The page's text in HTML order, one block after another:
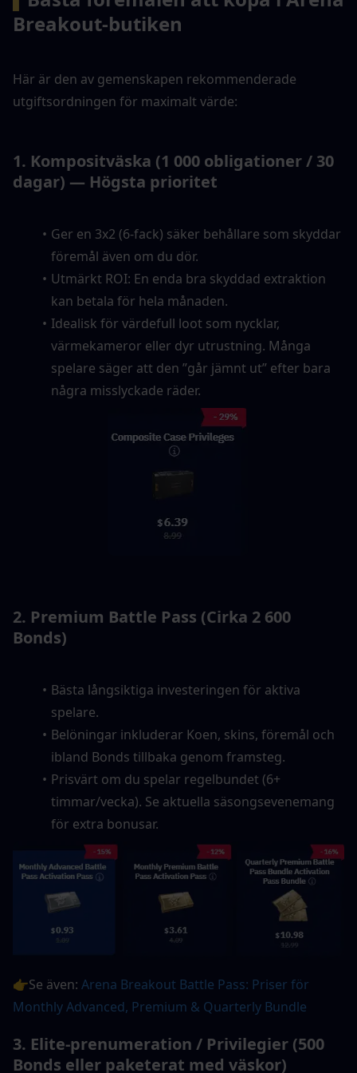
Breakout-butiken
Här är den av gemenskapen rekommenderade
utgiftsordningen för maximalt värde:
1. Kompositväska (1 000 obligationer / 30
dagar) — Högsta prioritet
Ger en 3x2 (6-fack) säker behållare som skyddar
föremål även om du dör.
Utmärkt ROI: En enda bra skyddad extraktion
kan betala för hela månaden.
Idealisk för värdefull loot som nycklar,
värmekameror eller dyr utrustning. Många
spelare säger att den ”går jämnt ut” efter bara
några misslyckade räder.
2. Premium Battle Pass (Cirka 2 600
Bonds)
Bästa långsiktiga investeringen för aktiva
spelare.
Belöningar inkluderar Koen, skins, föremål och
ibland Bonds tillbaka genom framsteg.
Prisvärt om du spelar regelbundet (6+
timmar/vecka). Se aktuella säsongsevenemang
för extra bonusar.
👉Se även: Arena Breakout Battle Pass: Priser för
Monthly Advanced, Premium & Quarterly Bundle
3. Elite-prenumeration / Privilegier (500
Bonds eller paketerat med väskor)